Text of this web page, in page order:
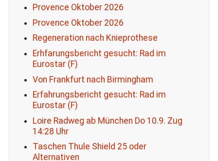
Provence Oktober 2026
Provence Oktober 2026
Regeneration nach Knieprothese
Erhfarungsbericht gesucht: Rad im
Eurostar (F)
Von Frankfurt nach Birmingham
Erfahrungsbericht gesucht: Rad im
Eurostar (F)
Loire Radweg ab München Do 10.9. Zug
14:28 Uhr
Taschen Thule Shield 25 oder
Alternativen